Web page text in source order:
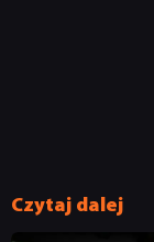
Czytaj dalej